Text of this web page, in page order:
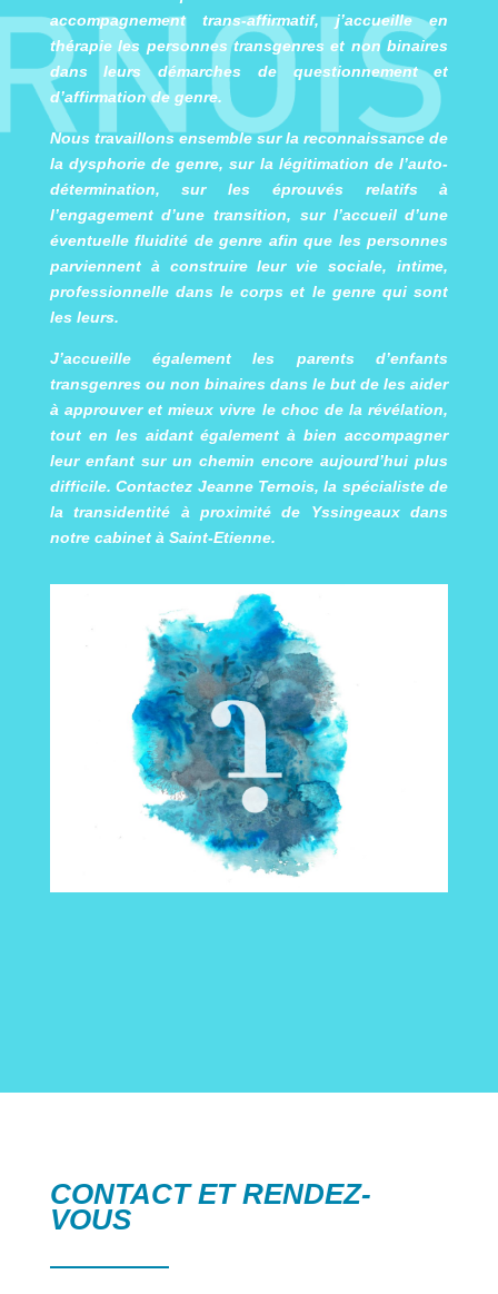
accompagnement trans-affirmatif, j’accueille en
thérapie les personnes transgenres et non binaires
dans leurs démarches de questionnement et
d’affirmation de genre.
Nous travaillons ensemble sur la reconnaissance de
la dysphorie de genre, sur la légitimation de l’auto-
détermination, sur les éprouvés relatifs à
l’engagement d’une transition, sur l’accueil d’une
éventuelle fluidité de genre afin que les personnes
parviennent à construire leur vie sociale, intime,
professionnelle dans le corps et le genre qui sont
les leurs.
J’accueille également les parents d’enfants
transgenres ou non binaires dans le but de les aider
à approuver et mieux vivre le choc de la révélation,
tout en les aidant également à bien accompagner
leur enfant sur un chemin encore aujourd’hui plus
difficile. Contactez Jeanne Ternois, la spécialiste de
la transidentité à proximité de Yssingeaux dans
notre cabinet à Saint-Etienne.
CONTACT ET RENDEZ-
VOUS